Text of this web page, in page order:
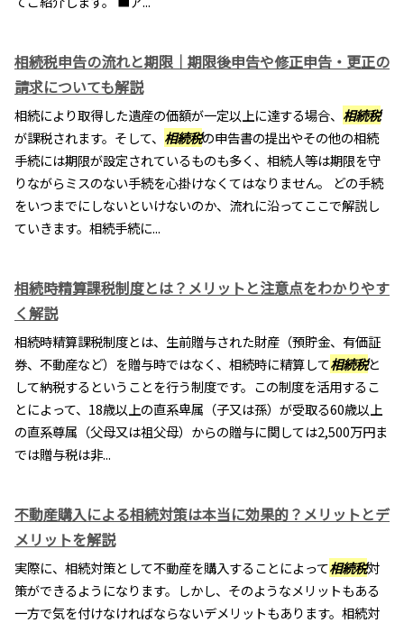
相続税申告の流れと期限｜期限後申告や修正申告・更正の
請求についても解説
相続により取得した遺産の価額が一定以上に達する場合、 相続税
が課税されます。そして、 相続税の申告書の提出やその他の相続
手続には期限が設定されているものも多く、相続人等は期限を守
りながらミスのない手続を心掛けなくてはなりません。 どの手続
をいつまでにしないといけないのか、流れに沿ってここで解説し
ていきます。相続手続に...
相続時精算課税制度とは？メリットと注意点をわかりやす
く解説
相続時精算課税制度とは、生前贈与された財産（預貯金、有価証
券、不動産など）を贈与時ではなく、相続時に精算して相続税と
して納税するということを行う制度です。この制度を活用するこ
とによって、18歳以上の直系卑属（子又は孫）が受取る60歳以上
の直系尊属（父母又は祖父母）からの贈与に関しては2,500万円ま
では贈与税は非...
不動産購入による相続対策は本当に効果的？メリットとデ
メリットを解説
実際に、相続対策として不動産を購入することによって相続税対
策ができるようになります。しかし、そのようなメリットもある
一方で気を付けなければならないデメリットもあります。相続対